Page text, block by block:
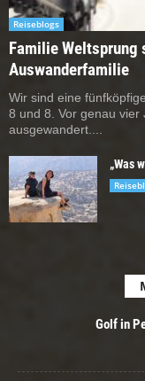
Reiseblogs
Familie Weltsprung
Auswanderfamilie
Wir sind eine
8 und 8. Vor genau vier
ausgewandert....
„Was
Golf in